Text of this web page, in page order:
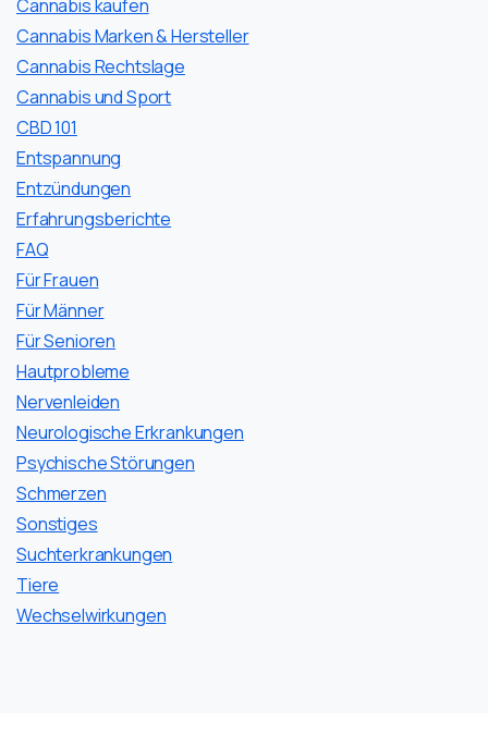
Cannabis kaufen
Cannabis Marken & Hersteller
Cannabis Rechtslage
Cannabis und Sport
CBD 101
Entspannung
Entzündungen
Erfahrungsberichte
FAQ
Für Frauen
Für Männer
Für Senioren
Hautprobleme
Nervenleiden
Neurologische Erkrankungen
Psychische Störungen
Schmerzen
Sonstiges
Suchterkrankungen
Tiere
Wechselwirkungen